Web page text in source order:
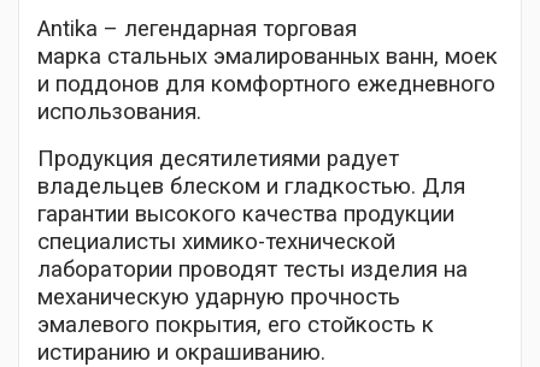
Antika – легендарная торговая
марка стальных эмалированных ванн, моек
и поддонов для комфортного ежедневного
использования.
Продукция десятилетиями радует
владельцев блеском и гладкостью. Для
гарантии высокого качества продукции
специалисты химико-технической
лаборатории проводят тесты изделия на
механическую ударную прочность
эмалевого покрытия, его стойкость к
истиранию и окрашиванию.